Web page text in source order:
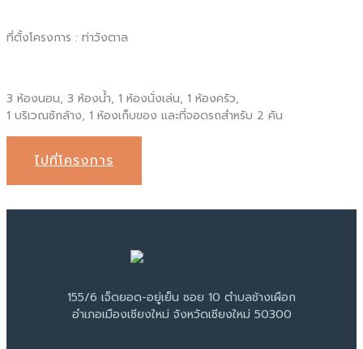
ที่ตั้งโครงการ : ท่าวังตาล
3 ห้องนอน, 3 ห้องน้ำ, 1 ห้องนั่งเล่น, 1 ห้องครัว,
1 บริเวณซักล้าง, 1 ห้องเก็บของ และที่จอดรถสำหรับ 2 คัน
ไปที่โครงการ
155/6 เจ็ดยอด-อยู่เย็น ซอย 10 ตำบลช้างเผือก
อำเภอเมืองเชียงใหม่ จังหวัดเชียงใหม่ 50300